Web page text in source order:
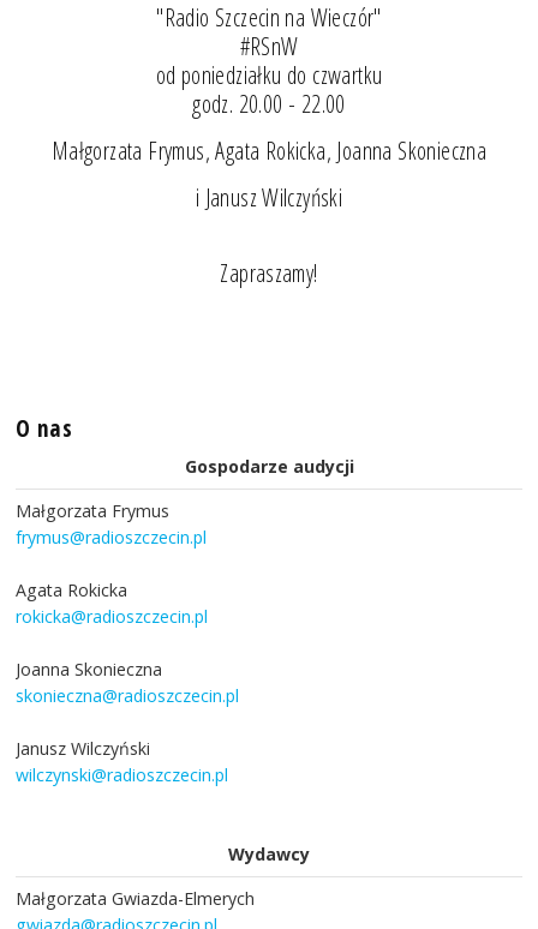
"Radio Szczecin na Wieczór"
#RSnW
od poniedziałku do czwartku
godz. 20.00 - 22.00
Małgorzata Frymus, Agata Rokicka, Joanna Skonieczna
i Janusz Wilczyński
Zapraszamy!
O nas
Gospodarze audycji
Małgorzata Frymus
frymus@radioszczecin.pl
Agata Rokicka
rokicka@radioszczecin.pl
Joanna Skonieczna
skonieczna@radioszczecin.pl
Janusz Wilczyński
wilczynski@radioszczecin.pl
Wydawcy
Małgorzata Gwiazda-Elmerych